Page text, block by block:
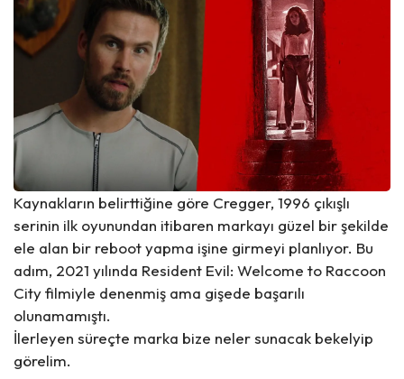
Kaynakların belirttiğine göre Cregger, 1996 çıkışlı
serinin ilk oyunundan itibaren markayı güzel bir şekilde
ele alan bir reboot yapma işine girmeyi planlıyor. Bu
adım, 2021 yılında Resident Evil: Welcome to Raccoon
City filmiyle denenmiş ama gişede başarılı
olunamamıştı.
İlerleyen süreçte marka bize neler sunacak bekelyip
görelim.